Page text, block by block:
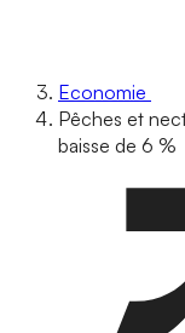
Economie
Pêches et
baisse de 6 %